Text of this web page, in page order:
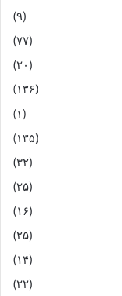
(۹)
(۷۷)
(۲۰)
(۱۳۶)
(۱)
(۱۳۵)
(۳۲)
(۲۵)
(۱۶)
(۲۵)
(۱۴)
(۲۲)